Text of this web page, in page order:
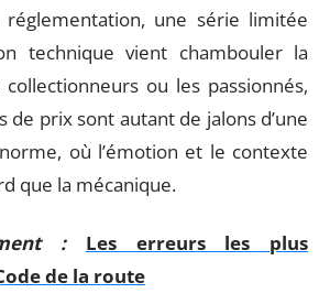
réglementation, une série limitée
technique vient chambouler la
ou les passionnés,
de prix sont autant de jalons d’une
où l’émotion et le contexte
que la mécanique.
:
Les erreurs les plus
de la route